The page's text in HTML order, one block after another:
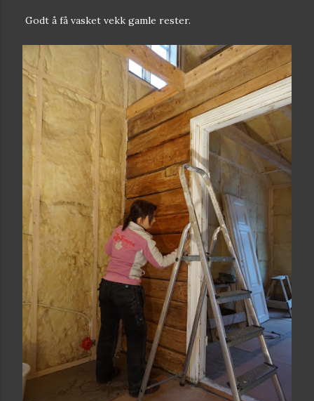
Godt å få vasket vekk gamle rester.